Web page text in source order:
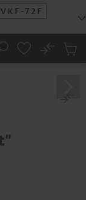
VKF-72F
No